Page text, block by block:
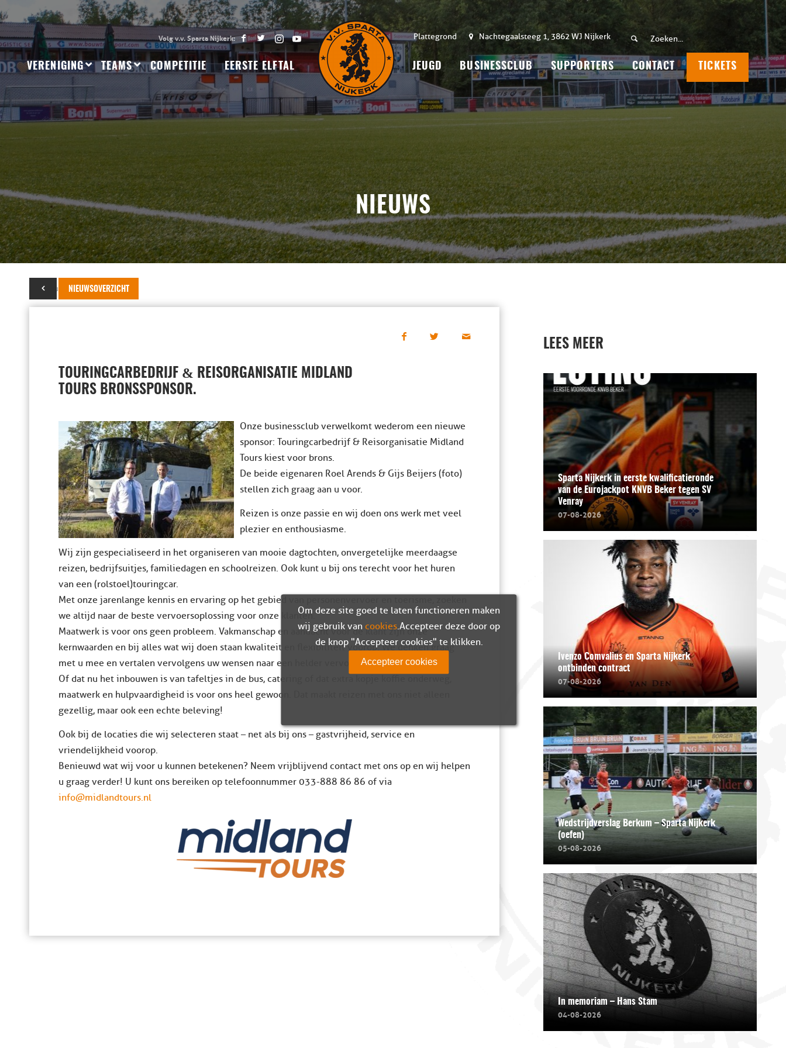
Plattegrond Nachtegaalsteeg 1, 3862 WJ Nijkerk
VERENIGING TEAMS COMPETITIE EERSTE ELFTAL JEUGD BUSINESSCLUB SUPPORTERS CONTACT TICKETS
NIEUWS
NIEUWSOVERZICHT
22 augustus 2020
TOURINGCARBEDRIJF & REISORGANISATIE MIDLAND
TOURS BRONSSPONSOR.
Onze businessclub verwelkomt wederom een nieuwe
sponsor: Touringcarbedrijf & Reisorganisatie Midland
Tours kiest voor brons.
De beide eigenaren Roel Arends & Gijs Beijers (foto)
stellen zich graag aan u voor.
Reizen is onze passie en wij doen ons werk met veel
plezier en enthousiasme.
Wij zijn gespecialiseerd in het organiseren van mooie dagtochten, onvergetelijke meerdaagse
reizen, bedrijfsuitjes, familiedagen en schoolreizen. Ook kunt u bij ons terecht voor het huren
van een (rolstoel)touringcar.
Met onze jarenlange kennis en ervaring op het gebied van personenvervoer en toerisme, zoeken
we altijd naar de beste vervoersoplossing voor onze klanten.
Maatwerk is voor ons geen probleem. Vakmanschap en aandacht voor de klant zijn onze
kernwaarden en bij alles wat wij doen staan kwaliteit en flexibiliteit voorop. We denken graag
met u mee en vertalen vervolgens uw wensen naar een helder vervoersconcept.
Of dat nu het inbouwen is van tafeltjes in de bus, catering of dat extra kopje koffie onderweg,
maatwerk en hulpvaardigheid is voor ons heel gewoon. Dat maakt reizen met ons niet alleen
gezellig, maar ook een echte beleving!
Ook bij de locaties die wij selecteren staat – net als bij ons – gastvrijheid, service en
vriendelijkheid voorop.
Benieuwd wat wij voor u kunnen betekenen? Neem vrijblijvend contact met ons op en wij helpen
u graag verder! U kunt ons bereiken op telefoonnummer 033-888 86 86 of via
info@midlandtours.nl
LEES MEER
Sparta Nijkerk in eerste kwalificatieronde
van de Eurojackpot KNVB Beker tegen SV
Venray
07-08-2026
Ivenzo Comvalius en Sparta Nijkerk
ontbinden contract
07-08-2026
Wedstrijdverslag Berkum – Sparta Nijkerk
(oefen)
05-08-2026
In memoriam – Hans Stam
04-08-2026
Om deze site goed te laten functioneren maken
wij gebruik van cookies. Accepteer deze door op
de knop "Accepteer cookies" te klikken.
Accepteer cookies